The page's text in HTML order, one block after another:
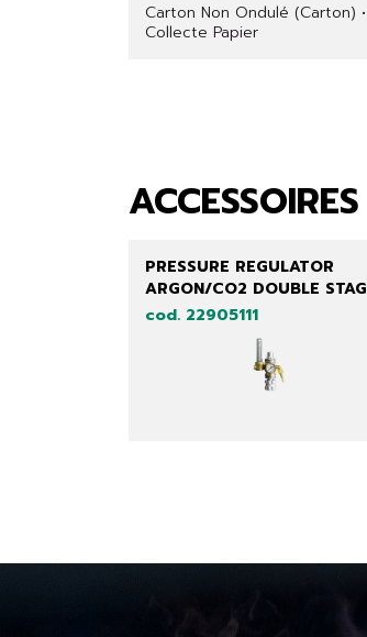
Carton Non Ondulé (Carton) •
Collecte Papier
PRESSURE REGULATOR
ARGON/CO2 DOUBLE
cod. 22905111